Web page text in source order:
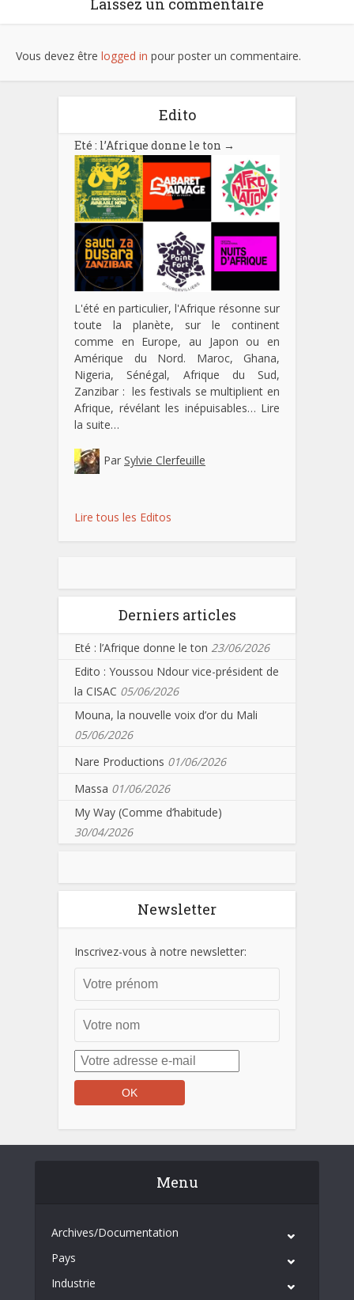
Laissez un commentaire
Vous devez être logged in pour poster un commentaire.
Edito
Eté : l’Afrique donne le ton →
L'été en particulier, l'Afrique résonne sur
toute la planète, sur le continent
comme en Europe, au Japon ou en
Amérique du Nord. Maroc, Ghana,
Nigeria, Sénégal, Afrique du Sud,
Zanzibar : les festivals se multiplient en
Afrique, révélant les inépuisables… Lire
la suite…
Par Sylvie Clerfeuille
Lire tous les Editos
Derniers articles
Eté : l’Afrique donne le ton 23/06/2026
Edito : Youssou Ndour vice-président de
la CISAC 05/06/2026
Mouna, la nouvelle voix d’or du Mali
05/06/2026
Nare Productions 01/06/2026
Massa 01/06/2026
My Way (Comme d’habitude)
30/04/2026
Newsletter
Inscrivez-vous à notre newsletter:
Menu
Archives/Documentation
Pays
Industrie